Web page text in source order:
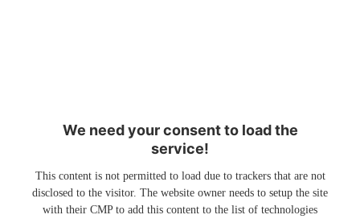
We need your consent to load the
service!
This content is not permitted to load due to trackers that are not
disclosed to the visitor. The website owner needs to setup the site
with their CMP to add this content to the list of technologies